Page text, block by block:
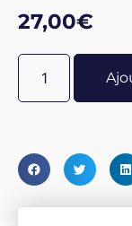
et aux biens des
philtres d'amour
exorcismes en
27,00€